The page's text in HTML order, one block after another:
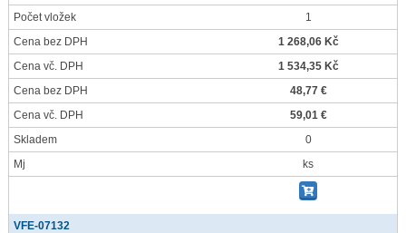
Počet vložek
1
Cena bez DPH
1 268,06 Kč
Cena vč. DPH
1 534,35 Kč
Cena bez DPH
48,77 €
Cena vč. DPH
59,01 €
Skladem
0
Mj
ks
VFE-07132